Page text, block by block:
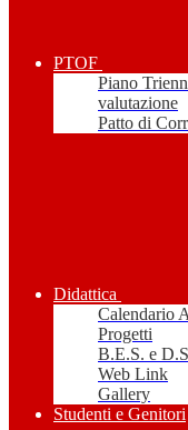
PTOF
Piano
valutazione
Patto di
Didattica
Calendario
Progetti
B.E.S. e
Web Link
Gallery
Studenti e Genitori